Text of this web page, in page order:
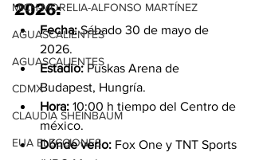
MICH-MORELIA-ALFONSO MARTÍNEZ
AGUASCALIENTES
AGUASCALIENTES
CDMX
CLAUDIA SHEINBAUM
EUA ELECCIONES
2026:
Fecha: Sábado 30 de mayo de
2026.
Estadio: Puskas Arena de
Budapest, Hungría.
Hora: 10:00 h tiempo del Centro de
méxico.
Dónde verlo: Fox One y TNT Sports